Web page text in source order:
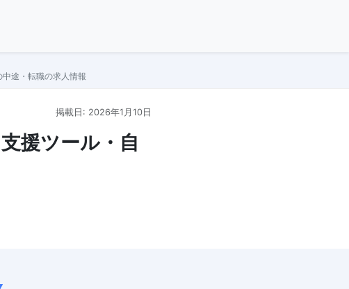
途・転職の求人情報
掲載日: 2026年1月10日
援ツール・自